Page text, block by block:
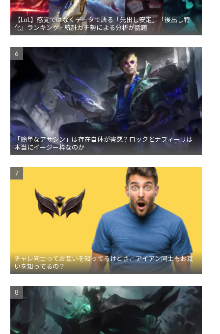
【LoL】感覚ではなくデータで語る「先出し安定」「後出し特
化」ランキング - 統計ガチ勢による分析が話題
「簡単なアサシン」は存在自体が害悪？ロックとナフィーリは
本当にイージー枠なのか
チャレ同士ってお互いを知ってるけどさ、アイアン同士もお互
いを知ってるの？